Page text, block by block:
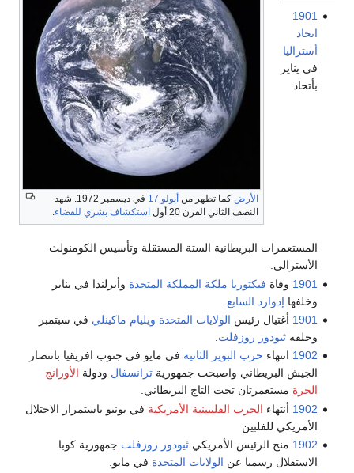
الأرض كما تظهر من أپولو 17
في ديسمبر 1972. شهد
النصف الثاني القرن 20 أول
استكشاف بشري للفضاء.
1901
اتحاد
أستراليا
في يناير
بأتحاد
المستعمرات البريطانية الستة المستقلة وتأسيس الكومنولث
الأسترالي.
1901 وفاة فيكتوريا ملكة المملكة المتحدة وأيرلندا في يناير
وخلفها إدوارد السابع
1901 أغتيال رئيس الولايات المتحدة ويليام ماكينلي في سبتمبر
وخلفهثيودور روزفلت
1902 انتهاء حرب البوير الثانية في مايو في جنوب افريقيا بانتصار
الجيش البريطاني واصبحت جمهوريةترانسفال ودولة الأورانج
الحرة مستعمرتان تحت التاج البريطاني.
1902 أنتهاء الحرب الفليبينية الأمريكية في يونيو باستمرار الاحتلال
الأمريكي للفلبين
1902 منح الرئيس الأمريكيثيودور روزفلت جمهورية كوبا
الاستقلال رسميا عن الولايات المتحدة في مايو.